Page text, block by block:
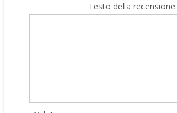
Testo della recensione: